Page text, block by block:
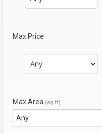
Max Price
Max Area (sq ft)